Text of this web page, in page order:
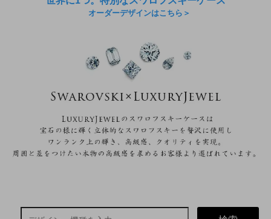
オーダーデザインはこちら＞